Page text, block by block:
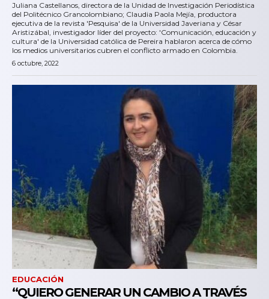
Juliana Castellanos, directora de la Unidad de Investigación Periodística
del Politécnico Grancolombiano; Claudia Paola Mejía, productora
ejecutiva de la revista 'Pesquisa' de la Universidad Javeriana y César
Aristizábal, investigador líder del proyecto: 'Comunicación, educación y
cultura' de la Universidad católica de Pereira hablaron acerca de cómo
los medios universitarios cubren el conflicto armado en Colombia.
6 octubre, 2022
EDUCACIÓN
“QUIERO GENERAR UN CAMBIO A TRAVÉS